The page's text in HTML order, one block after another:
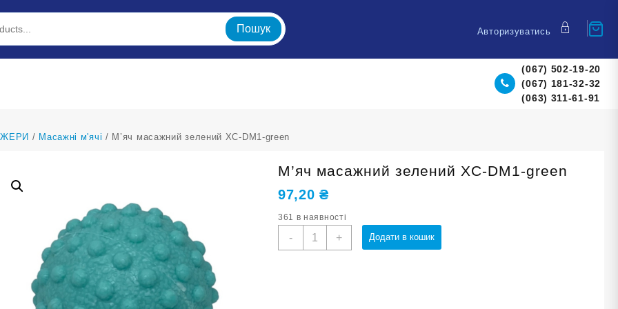
Пошук Авторизуватись
(067) 502-19-20
(067) 181-32-32
(063) 311-61-91
/ Масажні м'ячі / М’яч масажний зелений XC-DM1-green
М’яч масажний зелений XC-DM1-green
97,20₴
361 в наявності
-
М'яч
+ Додати в кошик